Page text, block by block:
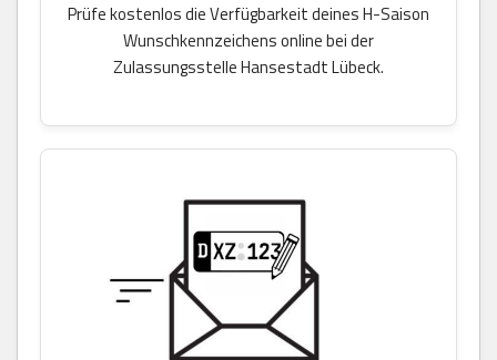
Prüfe kostenlos die Verfügbarkeit deines H-Saison
Wunschkennzeichens online bei der
Zulassungsstelle Hansestadt Lübeck.